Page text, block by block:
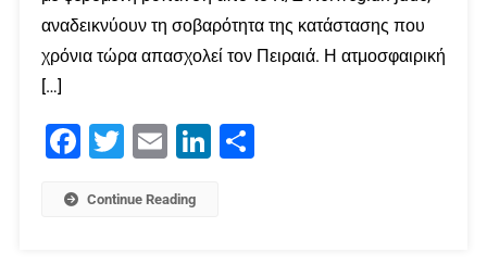
αναδεικνύουν τη σοβαρότητα της κατάστασης που
χρόνια τώρα απασχολεί τον Πειραιά. Η ατμοσφαιρική
[…]
Facebook
Twitter Email LinkedIn
Continue Reading